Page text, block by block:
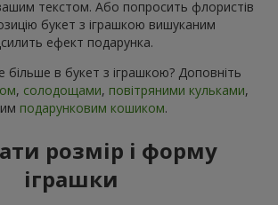
текстом. Або попросить флористів
букет з іграшкою вишуканим
ефект подарунка.
в букет з іграшкою? Доповніть
, солодощами, повітряними кульками,
подарунковим кошиком.
розмір і форму
іграшки